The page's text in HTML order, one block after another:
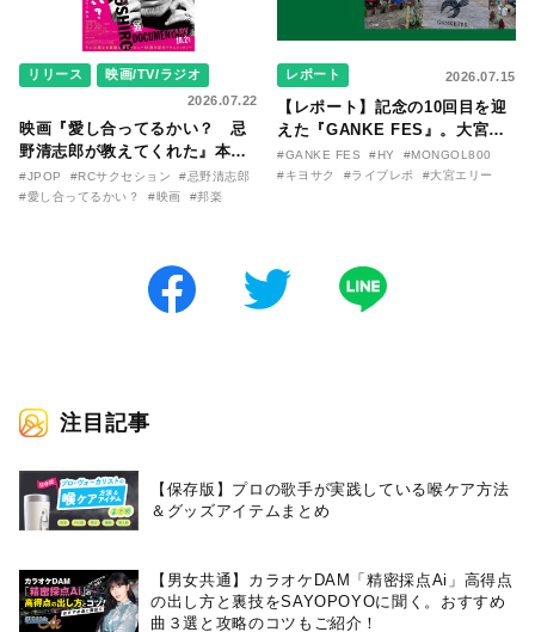
リリース
映画/TV/ラジオ
2026.07.22
映画『愛し合ってるかい？ 忌
野清志郎が教えてくれた』本予
告映像とキービジュアルがつい
に解禁！ キヨシロー関連商品も
#JPOP #RCサクセション
#忌野清志郎
#愛し合ってるかい？
#映画 #邦楽
レポート 2026.07.15
【レポート】記念の10回目を迎
えた『GANKE FES』。大宮エ
リー作『アイヌの神々の崖』を
前に、キヨサク
#GANKE FES #HY
#MONGOL800
#キヨサク
#ライブレポ #大宮エリー
注目記事
【保存版】プロの歌手が実践している喉ケア⽅法
＆グッズアイテムまとめ
【男女共通】カラオケDAM「精密採点Ai」高得点
の出し方と裏技をSAYOPOYOに聞く。おすすめ
曲３選と攻略のコツもご紹介！